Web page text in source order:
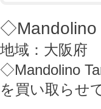
◇Mandolino
地域：大阪府
◇Mandolino
を買い取らせ